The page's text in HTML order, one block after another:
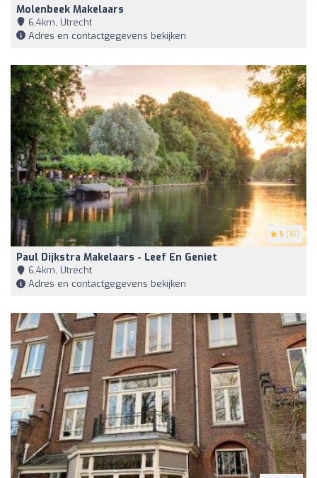
Molenbeek Makelaars
6,4km, Utrecht
Adres en contactgegevens bekijken
5 (16)
Paul Dijkstra Makelaars - Leef En Geniet
6,4km, Utrecht
Adres en contactgegevens bekijken